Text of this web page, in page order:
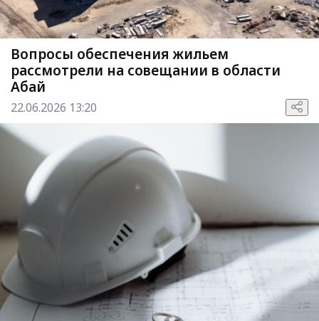
Вопросы обеспечения жильем
рассмотрели на совещании в области
Абай
22.06.2026 13:20